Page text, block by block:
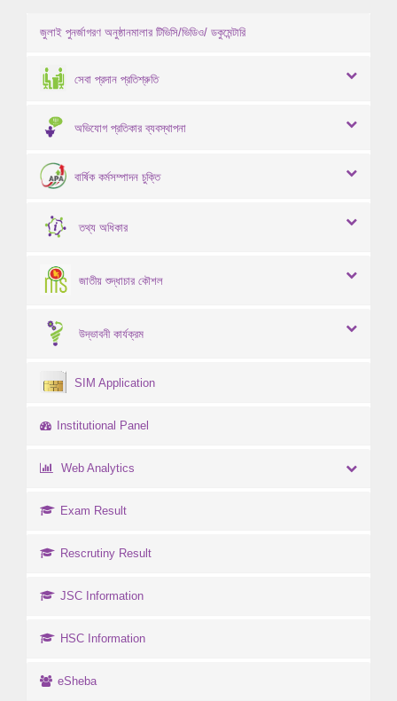
জুলাই পুনর্জাগরণ অনুষ্ঠানমালার টিভিসি/ভিডিও/ ডকুমেন্টারি
সেবা প্রদান প্রতিশ্রুতি
অভিযোগ প্রতিকার ব্যবস্থাপনা
বার্ষিক কর্মসম্পাদন চুক্তি
তথ্য অধিকার
জাতীয় শুদ্ধাচার কৌশল
উদ্ভাবনী কার্যক্রম
SIM Application
Institutional Panel
Web Analytics
Exam Result
Rescrutiny Result
JSC Information
HSC Information
eSheba